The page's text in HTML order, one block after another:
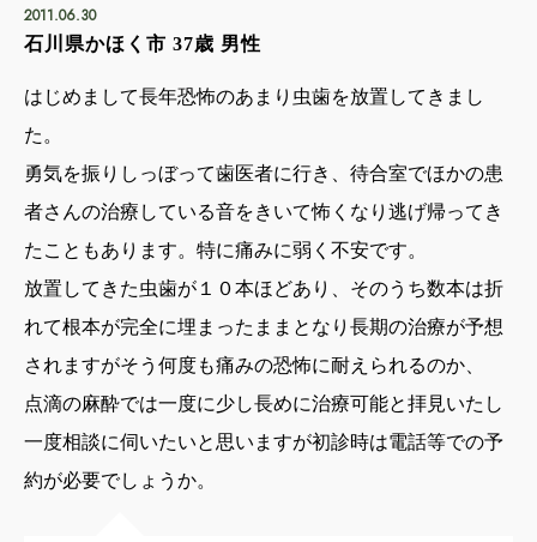
2011.06.30
石川県かほく市 37歳 男性
はじめまして長年恐怖のあまり虫歯を放置してきまし
た。
勇気を振りしっぼって歯医者に行き、待合室でほかの患
者さんの治療している音をきいて怖くなり逃げ帰ってき
たこともあります。特に痛みに弱く不安です。
放置してきた虫歯が１０本ほどあり、そのうち数本は折
れて根本が完全に埋まったままとなり長期の治療が予想
されますがそう何度も痛みの恐怖に耐えられるのか、
点滴の麻酔では一度に少し長めに治療可能と拝見いたし
一度相談に伺いたいと思いますが初診時は電話等での予
約が必要でしょうか。